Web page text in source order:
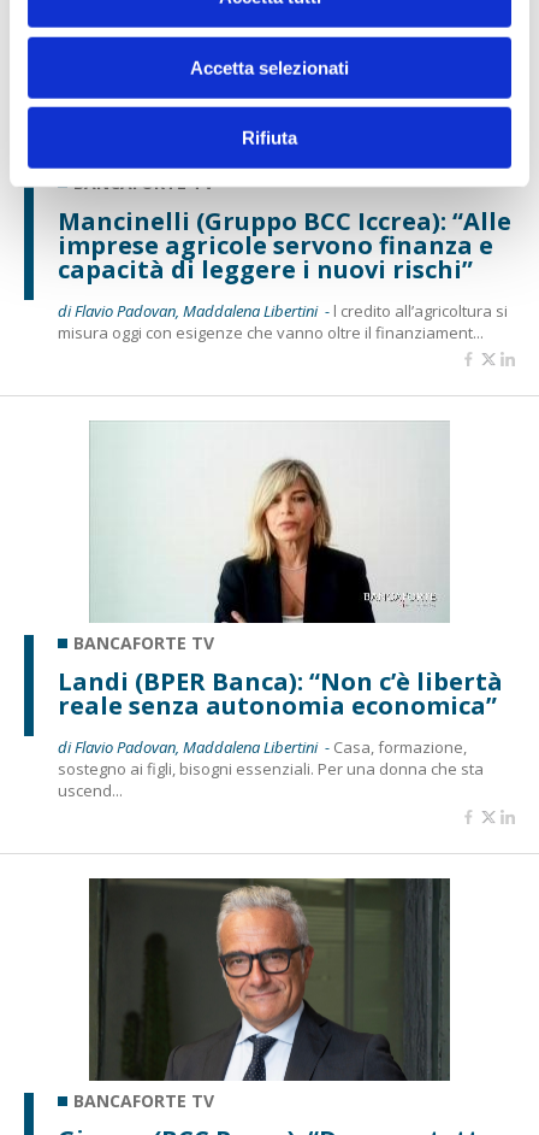
Accetta selezionati
Rifiuta
BANCAFORTE TV
Mancinelli (Gruppo BCC Iccrea): “Alle
imprese agricole servono finanza e
capacità di leggere i nuovi rischi”
di Flavio Padovan, Maddalena Libertini - l credito all’agricoltura si
misura oggi con esigenze che vanno oltre il finanziament...
BANCAFORTE TV
Landi (BPER Banca): “Non c’è libertà
reale senza autonomia economica”
di Flavio Padovan, Maddalena Libertini - Casa, formazione,
sostegno ai figli, bisogni essenziali. Per una donna che sta
uscend...
BANCAFORTE TV